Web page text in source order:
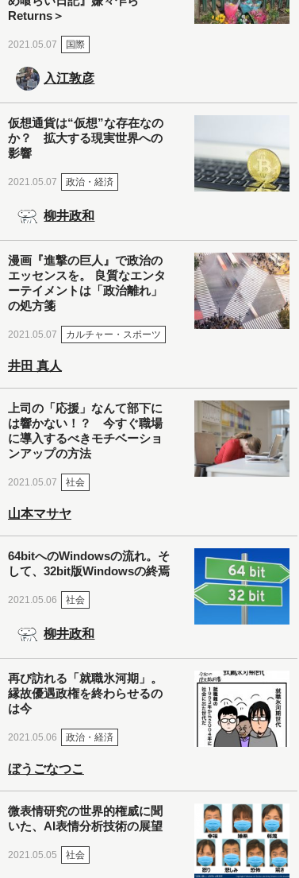
Returns＞
2021.05.07 国際
入江敦彦
仮想通貨は“仮想”な存在なの
か？ 拡大する現実世界への
影響
2021.05.07 政治・経済
柳井政和
漫画『進撃の巨人』で政治の
エッセンスを。 良質なエンタ
ーテイメントは「政治離れ」
の処方箋
2021.05.07 カルチャー・スポーツ
井田 真人
上司の「応援」なんて部下に
は響かない！？ 今すぐ職場
に導入するべきモチベーショ
ンアップの方法
2021.05.07 社会
山本マサヤ
64bitへのWindowsの流れ。そ
して、32bit版Windowsの終焉
2021.05.06 社会
柳井政和
再び訪れる「就職氷河期」。
縁故優遇政権を終わらせるの
は今
2021.05.06 政治・経済
ぼうごなつこ
微表情研究の世界的権威に聞
いた、AI表情分析技術の展望
2021.05.05 社会